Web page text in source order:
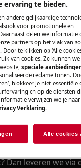
1 werkdag nadat je
hebt,
je om een
de levering van je
enkel in België, van
6 u en 14 u.
worden geleverd
je toestel tot aan
Dan leveren we via
ervaring te bieden.
andere gelijkaardige
voor promotionele en
delen we informatie
partners op het vlak van
te klikken op ‘Alle cookies
van cookies. Zo kunnen we
speciale
reclame tonen.
blokkeer je niet-essentiële
en op de diensten
verwijzen we je naar
Verklaring.
Alle cookies